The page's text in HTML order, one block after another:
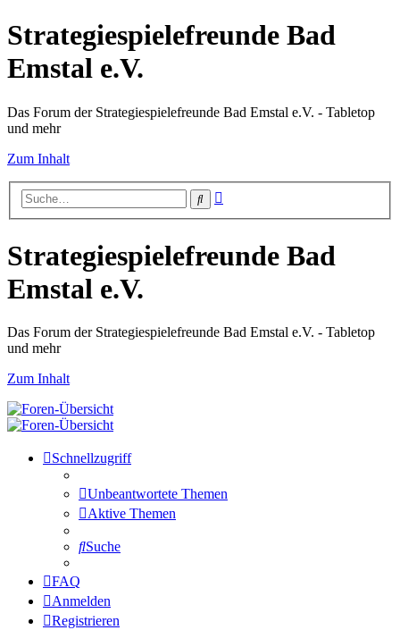
Strategiespielefreunde Bad
Emstal e.V.
Das Forum der Strategiespielefreunde Bad Emstal e.V. - Tabletop
und mehr
Zum Inhalt
Suche
Strategiespielefreunde Bad
Emstal e.V.
Das Forum der Strategiespielefreunde Bad Emstal e.V. - Tabletop
und mehr
Zum Inhalt
Schnellzugriff
Unbeantwortete Themen
Aktive Themen
Suche
FAQ
Anmelden
Registrieren